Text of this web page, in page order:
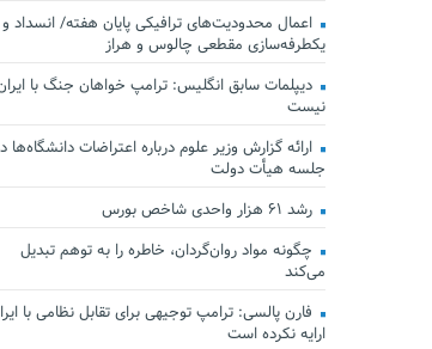
اعمال محدودیت‌های ترافیکی پایان هفته/ انسداد و
یکطرفه‌سازی مقطعی چالوس و هراز
دیپلمات سابق انگلیس:‌ ترامپ خواهان جنگ با
نیست
ارائه گزارش وزیر علوم درباره اعتراضات دانشگاه‌ها
جلسه هیأت دولت
رشد ۶۱ هزار واحدی شاخص بورس
چگونه مواد روان‌گردان، خاطره را به توهم تبدیل
می‌کند
فارن پالسی: ترامپ توجیهی برای تقابل نظامی با
ارایه نکرده است